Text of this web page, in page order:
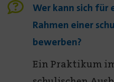
Wer kann sich für
Rahmen einer
bewerben?
Ein Praktikum